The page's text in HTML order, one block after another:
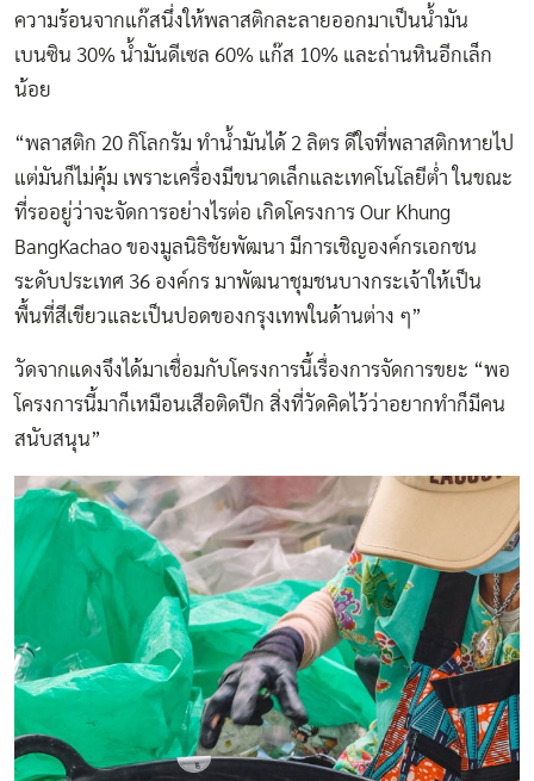
ความร้อนจากแก๊สนึ่งให้พลาสติกละลายออกมาเป็นน้ำมัน
เบนซิน 30% น้ำมันดีเซล 60% แก๊ส 10% และถ่านหินอีกเล็ก
น้อย
“พลาสติก 20 กิโลกรัม ทำน้ำมันได้ 2 ลิตร ดีใจที่พลาสติกหายไป
แต่มันก็ไม่คุ้ม เพราะเครื่องมีขนาดเล็กและเทคโนโลยีต่ำ ในขณะ
ที่รออยู่ว่าจะจัดการอย่างไรต่อ เกิดโครงการ Our Khung
BangKachao ของมูลนิธิชัยพัฒนา มีการเชิญองค์กรเอกชน
ระดับประเทศ 36 องค์กร มาพัฒนาชุมชนบางกระเจ้าให้เป็น
พื้นที่สีเขียวและเป็นปอดของกรุงเทพในด้านต่าง ๆ”
วัดจากแดงจึงได้มาเชื่อมกับโครงการนี้เรื่องการจัดการขยะ “พอ
โครงการนี้มาก็เหมือนเสือติดปีก สิ่งที่วัดคิดไว้ว่าอยากทำก็มีคน
สนับสนุน”